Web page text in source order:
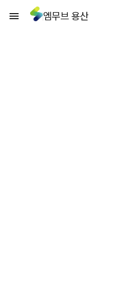
엠무브 용산